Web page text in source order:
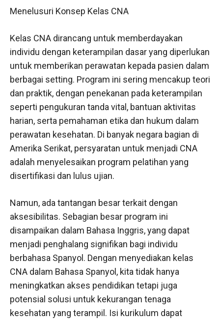
Menelusuri Konsep Kelas CNA
Kelas CNA dirancang untuk memberdayakan
individu dengan keterampilan dasar yang diperlukan
untuk memberikan perawatan kepada pasien dalam
berbagai setting. Program ini sering mencakup teori
dan praktik, dengan penekanan pada keterampilan
seperti pengukuran tanda vital, bantuan aktivitas
harian, serta pemahaman etika dan hukum dalam
perawatan kesehatan. Di banyak negara bagian di
Amerika Serikat, persyaratan untuk menjadi CNA
adalah menyelesaikan program pelatihan yang
disertifikasi dan lulus ujian.
Namun, ada tantangan besar terkait dengan
aksesibilitas. Sebagian besar program ini
disampaikan dalam Bahasa Inggris, yang dapat
menjadi penghalang signifikan bagi individu
berbahasa Spanyol. Dengan menyediakan kelas
CNA dalam Bahasa Spanyol, kita tidak hanya
meningkatkan akses pendidikan tetapi juga
potensial solusi untuk kekurangan tenaga
kesehatan yang terampil. Isi kurikulum dapat